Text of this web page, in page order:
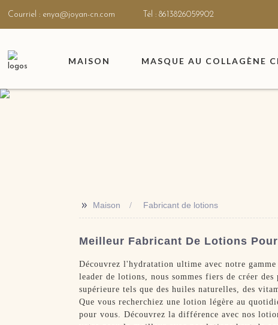
Courriel : enya@joyan-cn.com Tél : 8613826059902
MAISON MASQUE AU COLLAGÈNE
>> Maison Fabricant de lotions
Meilleur Fabricant De Lotions
Découvrez l'hydratation ultime avec notre
leader de lotions, nous sommes fiers de créer
supérieure tels que des huiles naturelles, des
Que vous recherchiez une lotion légère au
pour vous. Découvrez la différence avec nos